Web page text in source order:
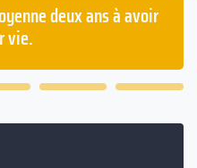
deux ans à avoir
vie.